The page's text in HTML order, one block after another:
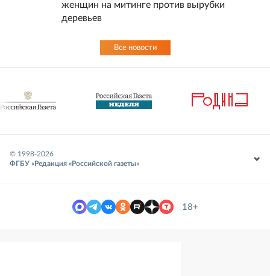
женщин на митинге против вырубки
деревьев
Все новости
© 1998-2026
ФГБУ «Редакция «Российской газеты»
18+